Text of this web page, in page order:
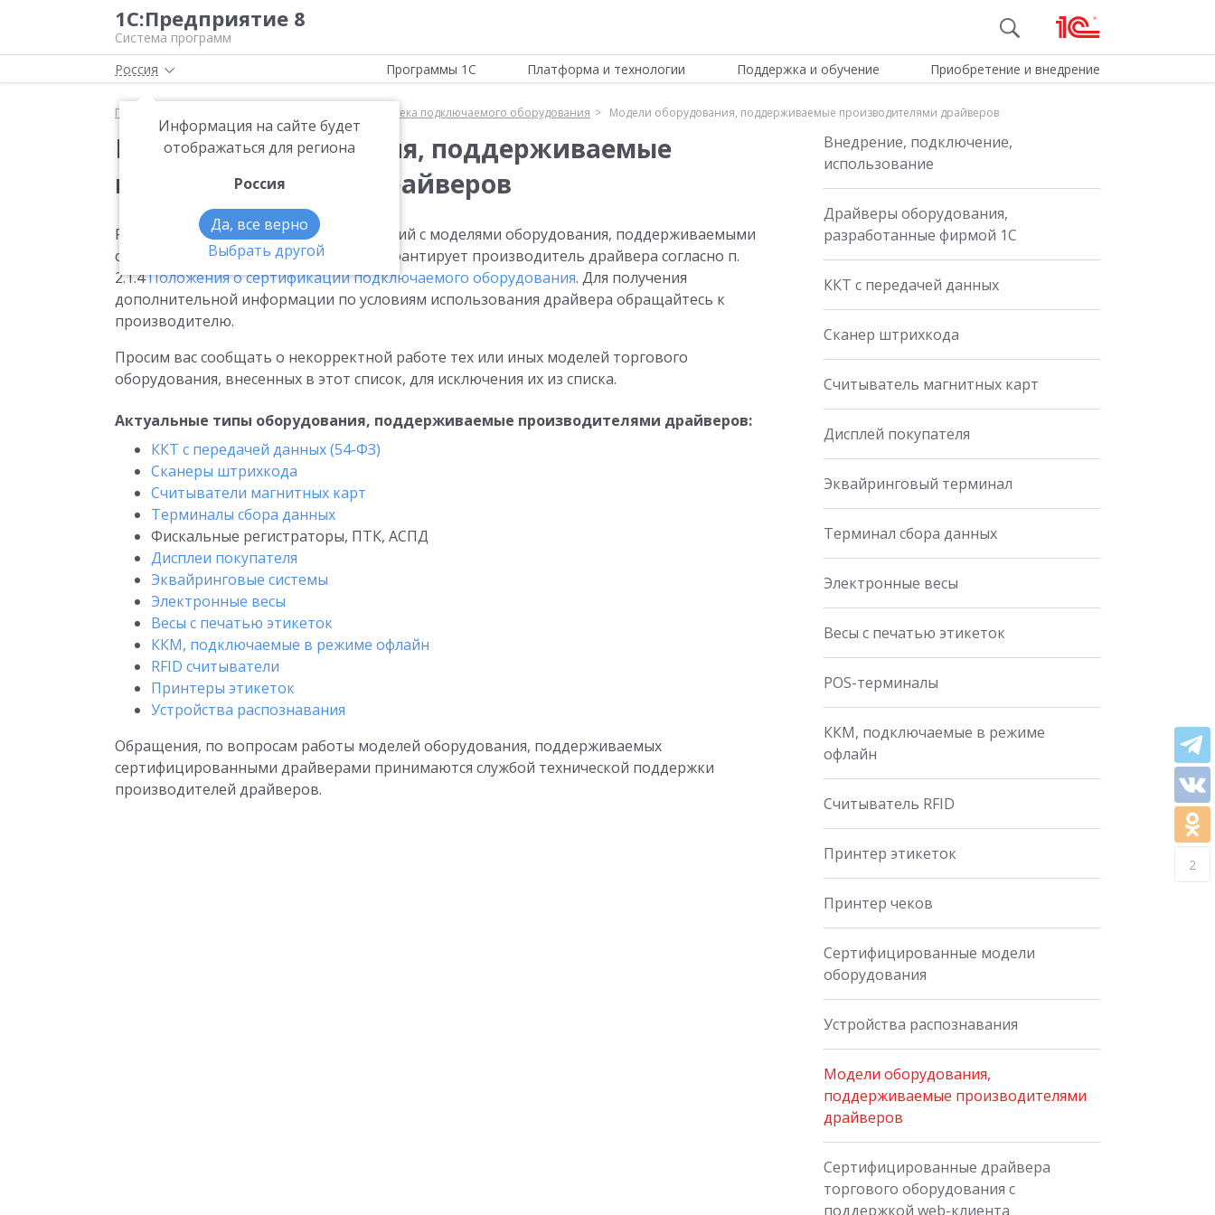
1С:Предприятие 8
Система программ
Россия
Информация на сайте будет
отображаться для региона
Россия
Да, все верно
Выбрать другой
Программы 1С Платформа и технологии Поддержка и обучение Приобретение и внедрение
Главная 1С:Библиотека подключаемого оборудования Модели оборудования, поддерживаемые производителями драйверов
Модели оборудования, поддерживаемые
производителями драйверов
Работоспособность прикладных решений с моделями оборудования, поддерживаемыми
сертифицированными драйверами, гарантирует производитель драйвера согласно п.
2.1.4Положения о сертификации подключаемого оборудования. Для получения
дополнительной информации по условиям использования драйвера обращайтесь к
производителю.
Просим вас сообщать о некорректной работе тех или иных моделей торгового
оборудования, внесенных в этот список, для исключения их из списка.
Актуальные типы оборудования, поддерживаемые производителями драйверов:
ККТ с передачей данных (54-ФЗ)
Сканеры штрихкода
Считыватели магнитных карт
Терминалы сбора данных
Фискальные регистраторы, ПТК, АСПД
Дисплеи покупателя
Эквайринговые системы
Электронные весы
Весы с печатью этикеток
ККМ, подключаемые в режиме офлайн
RFID считыватели
Принтеры этикеток
Устройства распознавания
Обращения, по вопросам работы моделей оборудования, поддерживаемых
сертифицированными драйверами принимаются службой технической поддержки
производителей драйверов.
2
Внедрение, подключение,
использование
Драйверы оборудования,
разработанные фирмой 1С
ККТ с передачей данных
Сканер штрихкода
Считыватель магнитных карт
Дисплей покупателя
Эквайринговый терминал
Терминал сбора данных
Электронные весы
Весы с печатью этикеток
POS-терминалы
ККМ, подключаемые в режиме
офлайн
Считыватель RFID
Принтер этикеток
Принтер чеков
Сертифицированные модели
оборудования
Устройства распознавания
Модели оборудования,
поддерживаемые производителями
драйверов
Сертифицированные драйвера
торгового оборудования с
поддержкой web-клиента